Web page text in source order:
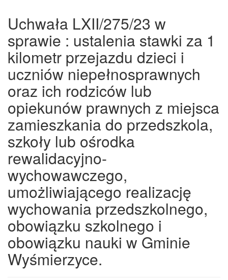
Uchwała LXII/275/23 w
sprawie : ustalenia stawki za 1
kilometr przejazdu dzieci i
uczniów niepełnosprawnych
oraz ich rodziców lub
opiekunów prawnych z miejsca
zamieszkania do przedszkola,
szkoły lub ośrodka
rewalidacyjno-
wychowawczego,
umożliwiającego realizację
wychowania przedszkolnego,
obowiązku szkolnego i
obowiązku nauki w Gminie
Wyśmierzyce.